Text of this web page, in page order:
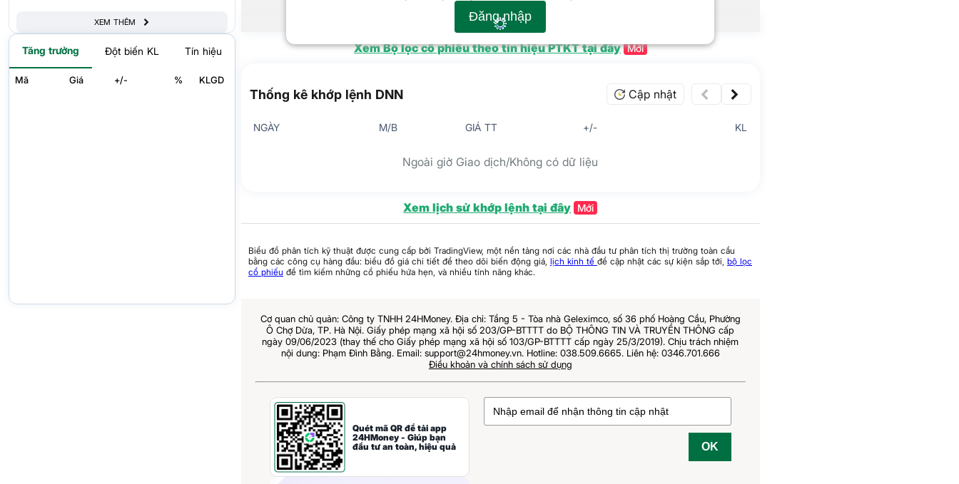
XEM THÊM
Tăng trưởng Đột biến KL Tín hiệu
Mã Giá +/- % KLGD
Đăng nhập
Xem Bộ lọc cổ phiếu theo tín hiệu PTKT tại đây Mới
Thống kê khớp lệnh DNN Cập nhật
NGÀY M/B GIÁ TT +/- KL
Ngoài giờ Giao dịch/Không có dữ liệu
Xem lịch sử khớp lệnh tại đây Mới
Biểu đồ phân tích kỹ thuật được cung cấp bởi TradingView, một nền tảng nơi các nhà đầu tư phân tích thị trường toàn cầu
bằng các công cụ hàng đầu: biểu đồ giá chi tiết để theo dõi biến động giá, lịch kinh tế để cập nhật các sự kiện sắp tới, bộ lọc
cổ phiếu để tìm kiếm những cổ phiếu hứa hẹn, và nhiều tính năng khác.
Cơ quan chủ quản: Công ty TNHH 24HMoney. Địa chỉ: Tầng 5 - Tòa nhà Geleximco, số 36 phố Hoàng Cầu, Phường
Ô Chợ Dừa, TP. Hà Nội. Giấy phép mạng xã hội số 203/GP-BTTTT do BỘ THÔNG TIN VÀ TRUYỀN THÔNG cấp
ngày 09/06/2023 (thay thế cho Giấy phép mạng xã hội số 103/GP-BTTTT cấp ngày 25/3/2019). Chịu trách nhiệm
nội dung: Phạm Đình Bằng. Email: support@24hmoney.vn. Hotline: 038.509.6665. Liên hệ: 0346.701.666
Điều khoản và chính sách sử dụng
Quét mã QR để tải app
24HMoney - Giúp bạn
đầu tư an toàn, hiệu quả
OK